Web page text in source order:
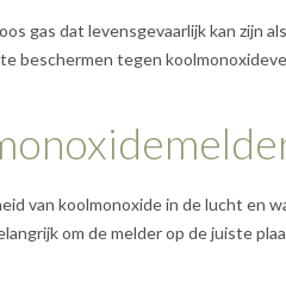
gas dat levensgevaarlijk kan zijn
beschermen tegen
van koolmonoxide in de lucht en
om de melder op de juiste